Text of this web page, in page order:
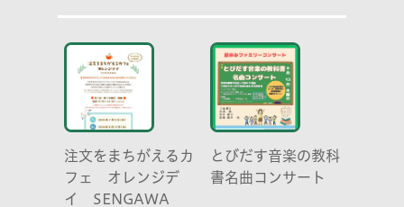
注文をまちがえるカ
フェ オレンジデ
イ SENGAWA
とびだす音楽の教科
書名曲コンサート